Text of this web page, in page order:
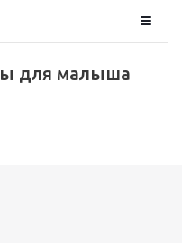
для малыша